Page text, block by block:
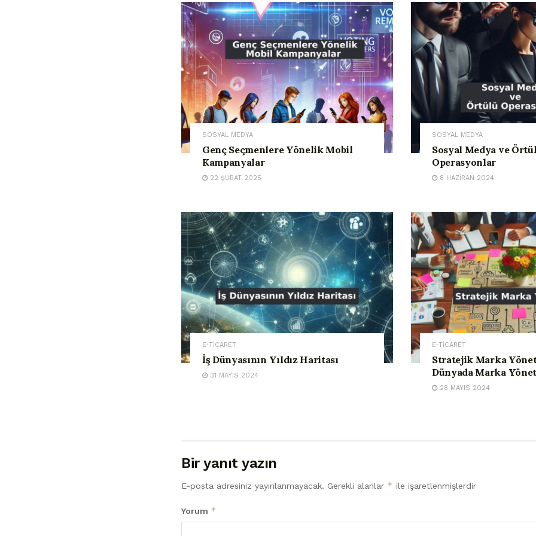
SOSYAL MEDYA
Genç Seçmenlere Yönelik Mobil
Kampanyalar
22 ŞUBAT 2025
SOSYAL MEDYA
Sosyal Medya ve
Operasyonlar
8 HAZIRAN 2024
E-TİCARET
İş Dünyasının Yıldız Haritası
31 MAYIS 2024
E-TİCARET
Stratejik Marka
Dünyada Marka
28 MAYIS 2024
Bir yanıt yazın
E-posta adresiniz yayınlanmayacak. Gerekli alanlar * ile işaretlenmişlerdir
Yorum *